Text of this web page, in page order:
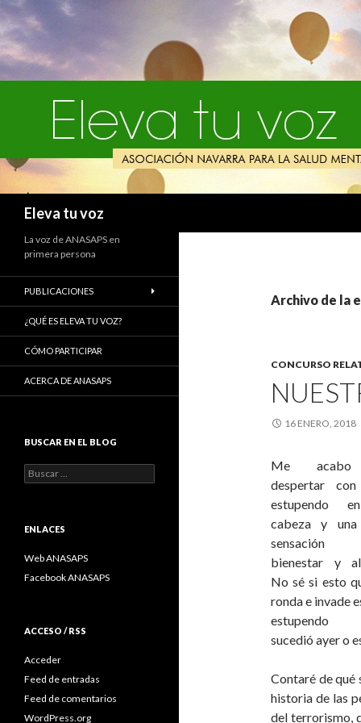
Eleva tu voz
Archivo de la
CONCURSO
16 ENERO, 2018
Me
despertar
estupendo
cabeza y
bienestar y
No sé si esto
ronda e invade
estupendo
sucedió ayer o
Contaré de qué
historia de las
del terrorismo,
La voz de ANASAPS en
primera persona
PUBLICACIONES
¿QUÉ ES ELEVA TU VOZ?
CÓMO PARTICIPAR
ACERCA DE ANASAPS
BUSCAR EN EL BLOG
Buscar:
ENLACES
Web ANASAPS
Facebook ANASAPS
ACCESO / RSS
Acceder
Feed de entradas
Feed de comentarios
WordPress.org